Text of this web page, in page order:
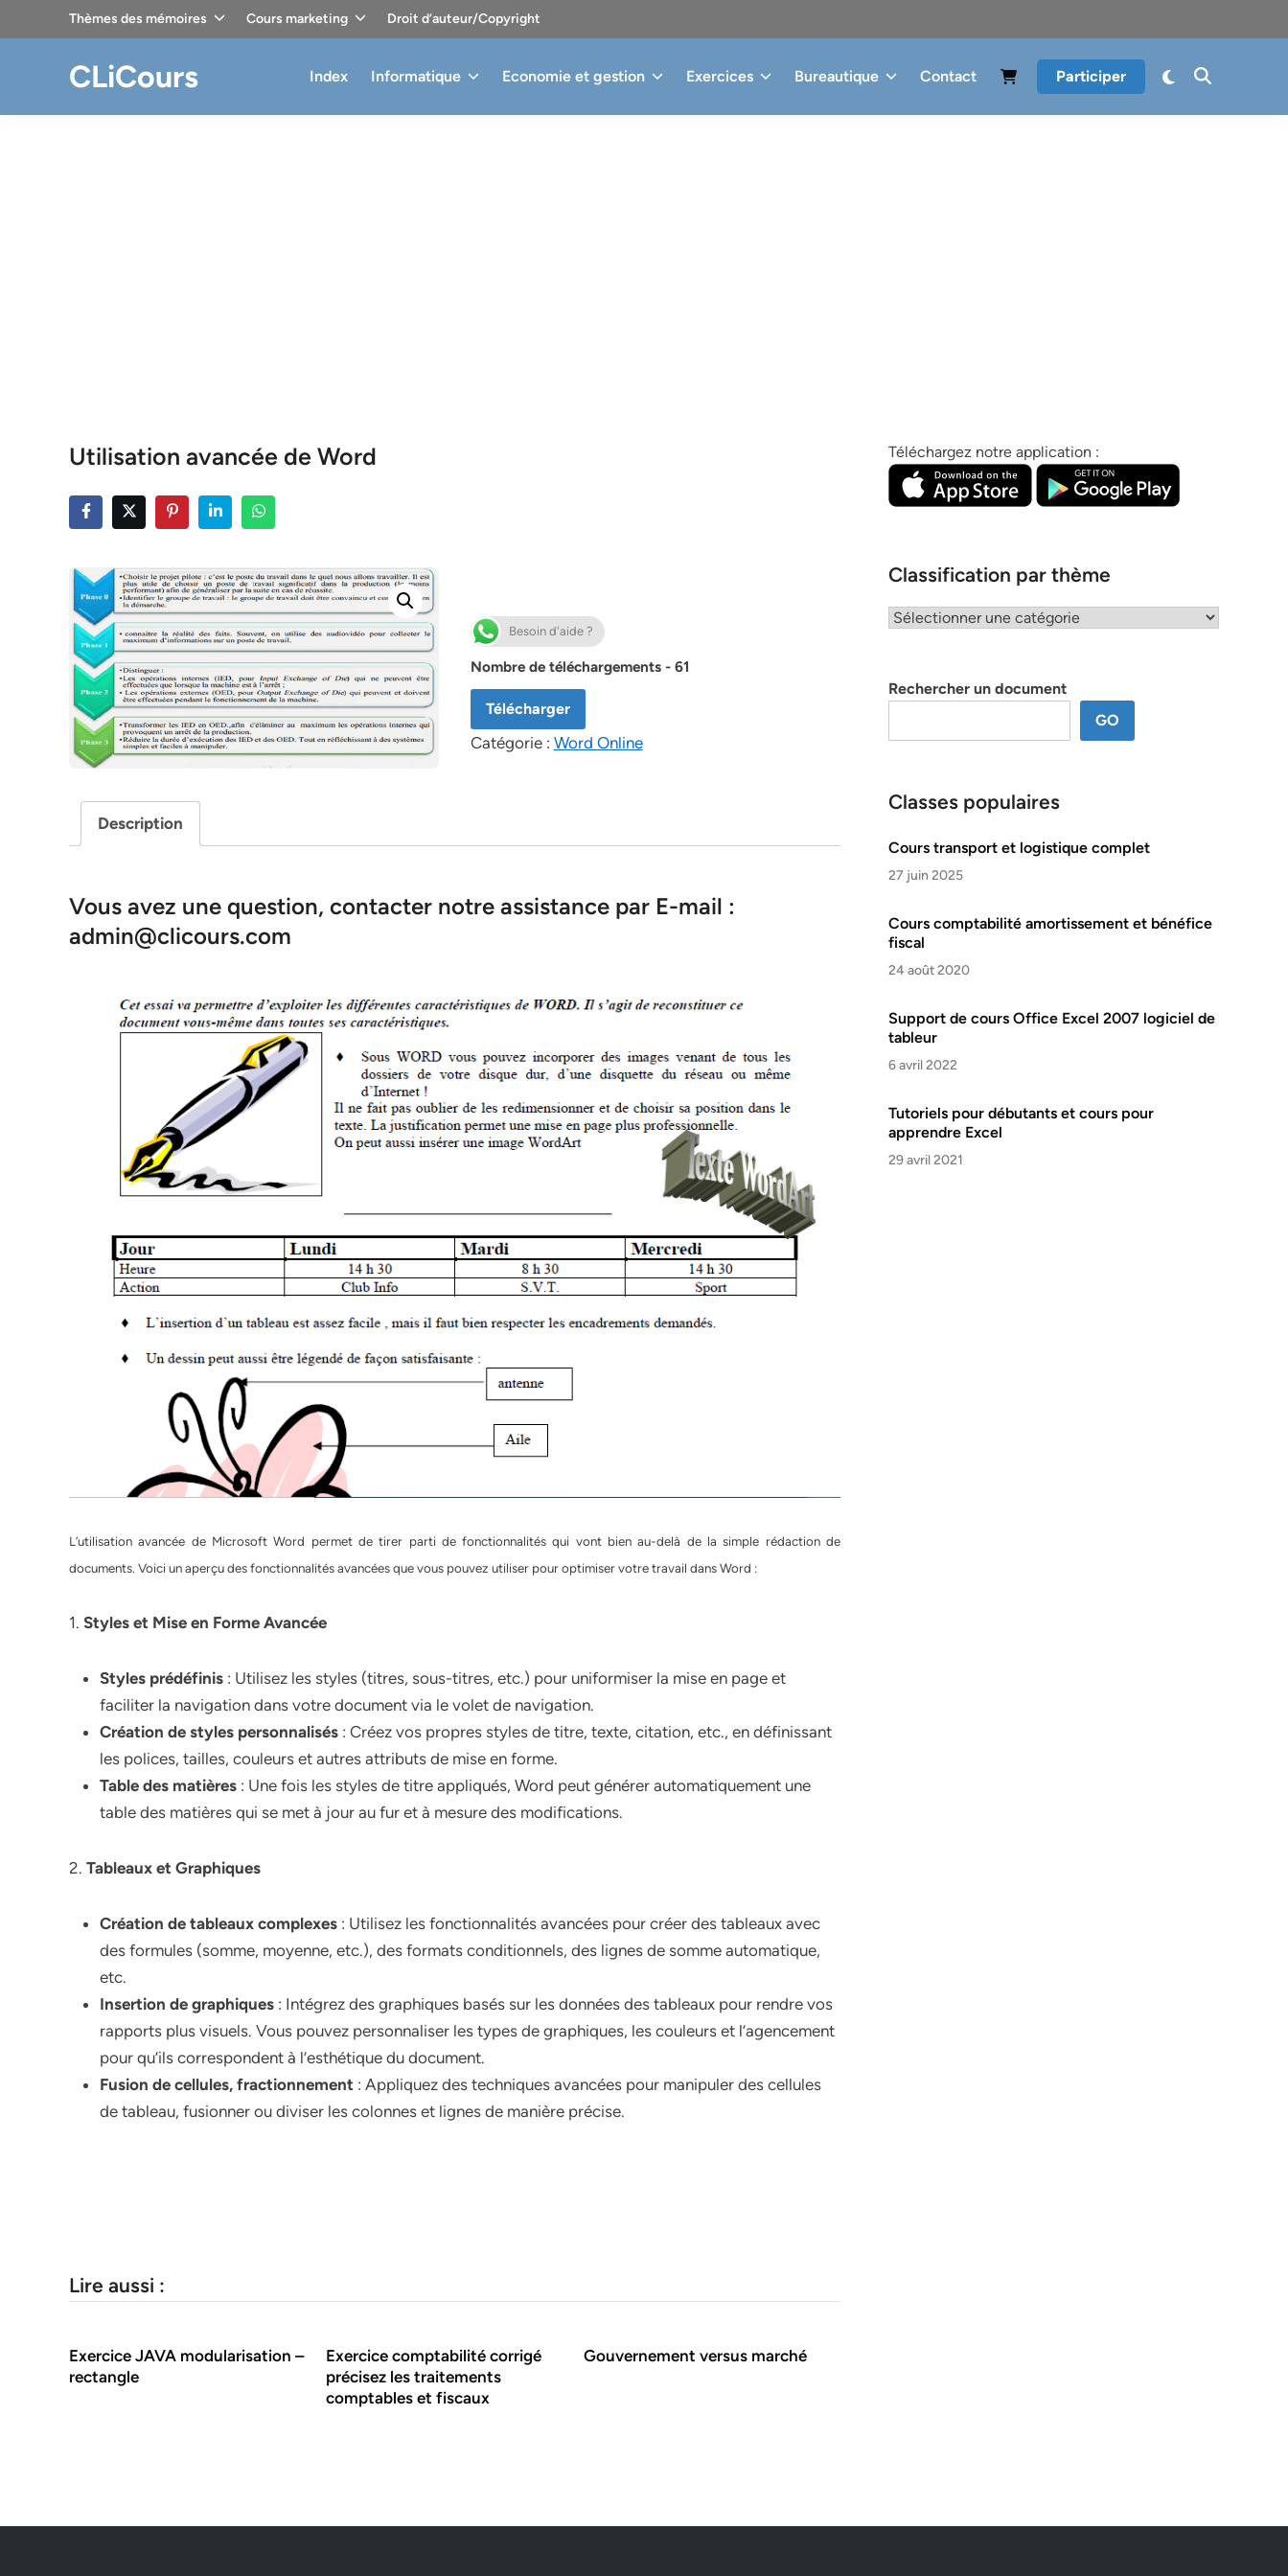
Thèmes des mémoires Cours marketing Droit d’auteur/Copyright
CLiCours Index Informatique Economie et gestion Exercices Bureautique Contact Participer
Utilisation avancée de Word
Besoin d'aide ?
Nombre de téléchargements - 61
Télécharger
Catégorie : Word Online
Description
Vous avez une question, contacter notre assistance par E-mail :
admin@clicours.com
L’utilisation avancée de Microsoft Word permet de tirer parti de fonctionnalités qui vont bien au-delà de la simple rédaction de
documents. Voici un aperçu des fonctionnalités avancées que vous pouvez utiliser pour optimiser votre travail dans Word :
1. Styles et Mise en Forme Avancée
Styles prédéfinis : Utilisez les styles (titres, sous-titres, etc.) pour uniformiser la mise en page et
faciliter la navigation dans votre document via le volet de navigation.
Création de styles personnalisés : Créez vos propres styles de titre, texte, citation, etc., en définissant
les polices, tailles, couleurs et autres attributs de mise en forme.
Table des matières : Une fois les styles de titre appliqués, Word peut générer automatiquement une
table des matières qui se met à jour au fur et à mesure des modifications.
2. Tableaux et Graphiques
Création de tableaux complexes : Utilisez les fonctionnalités avancées pour créer des tableaux avec
des formules (somme, moyenne, etc.), des formats conditionnels, des lignes de somme automatique,
etc.
Insertion de graphiques : Intégrez des graphiques basés sur les données des tableaux pour rendre vos
rapports plus visuels. Vous pouvez personnaliser les types de graphiques, les couleurs et l’agencement
pour qu’ils correspondent à l’esthétique du document.
Fusion de cellules, fractionnement : Appliquez des techniques avancées pour manipuler des cellules
de tableau, fusionner ou diviser les colonnes et lignes de manière précise.
Lire aussi :
Exercice JAVA modularisation –
rectangle
Exercice comptabilité corrigé
précisez les traitements
comptables et fiscaux
Gouvernement versus marché
Téléchargez notre application :
Classification par thème
Classification
Rechercher un document
GO
Classes populaires
Cours transport et logistique complet
27 juin 2025
Cours comptabilité amortissement et bénéfice
fiscal
24 août 2020
Support de cours Office Excel 2007 logiciel de
tableur
6 avril 2022
Tutoriels pour débutants et cours pour
apprendre Excel
29 avril 2021